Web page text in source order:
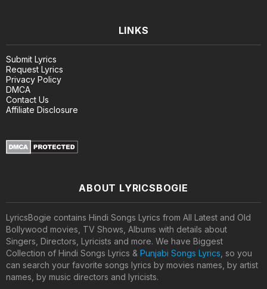
LINKS
Submit Lyrics
Request Lyrics
Privacy Policy
DMCA
Contact Us
Affiliate Disclosure
ABOUT LYRICSBOGIE
LyricsBogie contains Hindi Songs Lyrics from All Latest and Old
Bollywood movies, TV Shows, Albums with details about
Singers, Directors, Lyricists and more. We have Biggest
Collection of Hindi Songs Lyrics & Punjabi Songs Lyrics , so you
can search your favorite songs lyrics by movies names, by artist
names, by music directors and lyricists.